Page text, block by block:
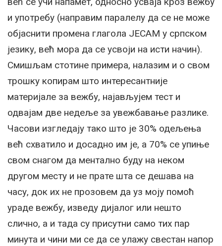
и употребу (направим паралелу да се не може
објаснити промена глагола ЈЕСАМ у српском
језику, већ мора да се усвоји на исти начин).
Смишљам стотине примера, налазим и о свом
трошку копирам што интересантније
материјале за вежбу, најављујем тест и
одвајам две недеље за увежбавање разлике.
Часови изгледају тако што је 30% одељења
већ схватило и досадно им је, а 70% се упиње
свом снагом да ментално буду на неком
другом месту и не прате шта се дешава на
часу, док их не прозовем да уз моју помоћ
ураде вежбу, изведу дијалог или нешто
слично, а и тада су присутни само тих пар
минута и чини ми се да се улажу свестан напор